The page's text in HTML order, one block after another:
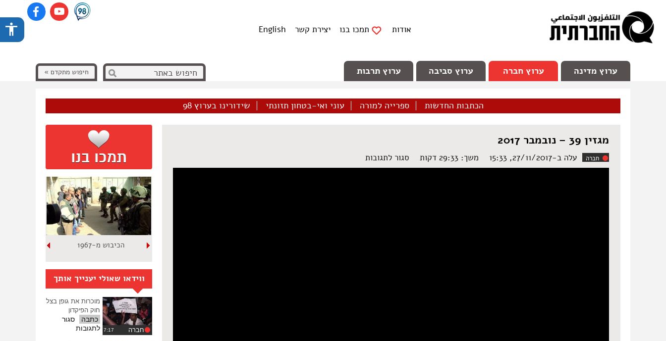
אודות תמכו בנו יצירת קשר English
ערוץ מדינה ערוץ חברה ערוץ סביבה ערוץ תרבות חיפוש מתקדם »
הכתבות החדשות ספרייה למורה עוני ואי-בטחון תזונתי שידורינו בערוץ 98
מגזין 39 – נובמבר 2017
חברה עלה ב-27/11/2017, 15:33 משך: ‏29:33 דקות סגור לתגובותעל
מגזין
הכיבוש מ-1967
ווידאו שאולי יענייך אותך
חברה
מוכרות את גופן בצל
חוק הפיקדון
כתבה
סגור
לתגובותעל